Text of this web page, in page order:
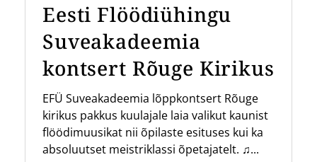
Eesti Flöödiühingu
Suveakadeemia
kontsert Rõuge Kirikus
EFÜ Suveakadeemia lõppkontsert Rõuge
kirikus pakkus kuulajale laia valikut kaunist
flöödimuusikat nii õpilaste esituses kui ka
absoluutset meistriklassi õpetajatelt. ♫...